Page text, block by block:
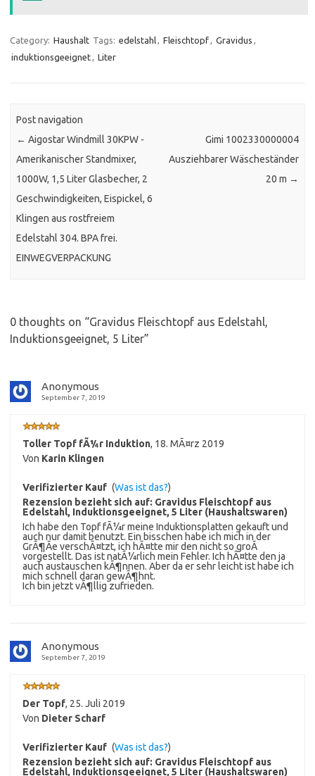
Category: Haushalt Tags: edelstahl Fleischtopf Gravidus
induktionsgeeignet
Liter
Post navigation
← Aigostar Windmill 30KPW -
Amerikanischer Standmixer,
1000W, 1,5 Liter Glasbecher, 2
Geschwindigkeiten, Eispickel, 6
Klingen aus rostfreiem
Edelstahl 304. BPA frei.
EINWEGVERPACKUNG
Gimi 1002330000004
Ausziehbarer Wäscheständer
20 m →
0 thoughts on “Gravidus Fleischtopf aus Edelstahl,
Induktionsgeeignet, 5 Liter”
Anonymous
September 7, 2019
Toller Topf fÃ¼r Induktion, 18. MÃ¤rz 2019
Von Karin Klingen
Verifizierter Kauf (Was ist das?)
Rezension bezieht sich auf: Gravidus Fleischtopf aus
Edelstahl, Induktionsgeeignet, 5 Liter (Haushaltswaren)
Ich habe den Topf fÃ¼r meine Induktionsplatten gekauft und
auch nur damit benutzt. Ein bisschen habe ich mich in der
GrÃ¶Ãe verschÃ¤tzt, ich hÃ¤tte mir den nicht so groÃ
vorgestellt. Das ist natÃ¼rlich mein Fehler. Ich hÃ¤tte den ja
auch austauschen kÃ¶nnen. Aber da er sehr leicht ist habe ich
mich schnell daran gewÃ¶hnt.
Ich bin jetzt vÃ¶llig zufrieden.
Anonymous
September 7, 2019
Der Topf, 25. Juli 2019
Von Dieter Scharf
Verifizierter Kauf (Was ist das?)
Rezension bezieht sich auf: Gravidus Fleischtopf aus
Edelstahl, Induktionsgeeignet, 5 Liter (Haushaltswaren)